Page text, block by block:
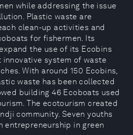
while addressing the issue
Plastic waste are
clean-up activities and
for fishermen. Its
the use of its Ecobins
system of waste
With around 150 Ecobins,
waste has been collected
building 46 Ecoboats used
The ecotourism created
community. Seven youths
entrepreneurship in green